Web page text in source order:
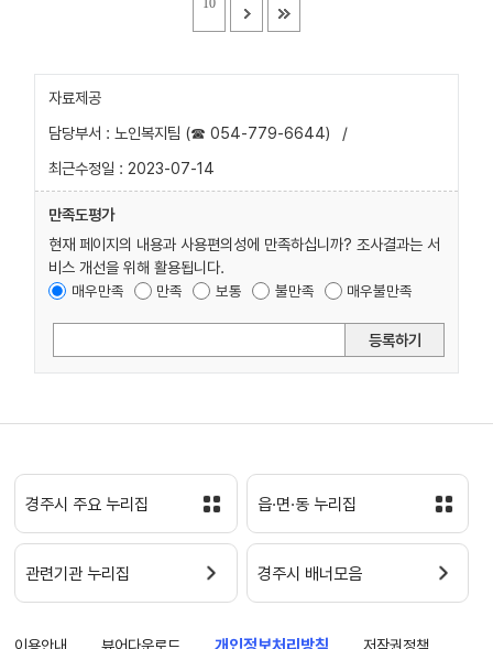
10
자료제공
담당부서 : 노인복지팀 (☎ 054-779-6644)
/
최근수정일 : 2023-07-14
만족도평가
현재 페이지의 내용과 사용편의성에 만족하십니까? 조사결과는 서
비스 개선을 위해 활용됩니다.
매우만족 만족 보통 불만족 매우불만족
등록하기
경주시 주요 누리집 읍·면·동 누리집
관련기관 누리집 경주시 배너모음
이용안내 뷰어다운로드 저작권정책